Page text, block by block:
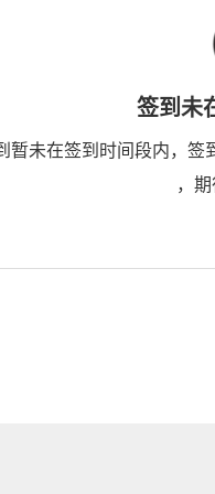
签到未
暂未在签到时间段内，
，期